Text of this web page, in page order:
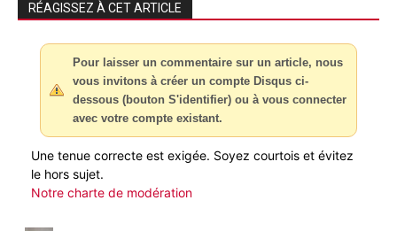
RÉAGISSEZ À CET ARTICLE
Pour laisser un commentaire sur un article, nous
vous invitons à créer un compte Disqus ci-
dessous (bouton S'identifier) ou à vous connecter
avec votre compte existant.
Une tenue correcte est exigée. Soyez courtois et évitez
le hors sujet.
Notre charte de modération